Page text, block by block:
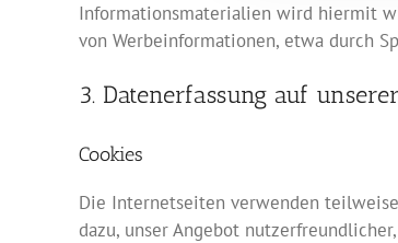
Informationsmaterialien wird hiermit
von Werbeinformationen, etwa durch
3. Datenerfassung auf
Cookies
Die Internetseiten verwenden
dazu, unser Angebot